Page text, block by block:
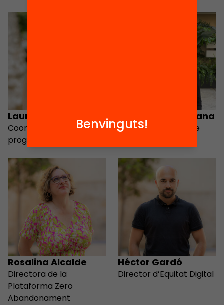
Laura Cardús
Coordinadora del
programa Mentora
Valeria Nicole Arana
Acompanyament de
Rosalina Alcalde
Directora de la
Plataforma Zero
Abandonament
Héctor Gardó
Director d’Equitat Digital
Benvinguts!